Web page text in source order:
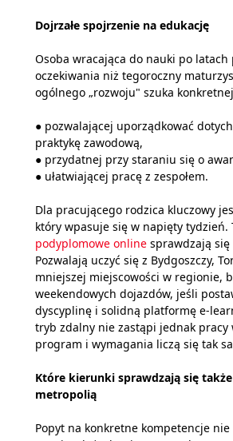
Dojrzałe spojrzenie na edukację
Osoba wracająca do nauki po
oczekiwania niż tegoroczny
ogólnego „rozwoju" szuka
● pozwalającej uporządkować
praktykę zawodową,
● przydatnej przy staraniu się o
● ułatwiającej pracę z zespołem.
Dla pracującego rodzica kluczowy
który wpasuje się w napięty tydzień.
podyplomowe online sprawdzają się
Pozwalają uczyć się z Bydgoszczy,
mniejszej miejscowości w regionie,
weekendowych dojazdów, jeśli
dyscyplinę i solidną platformę e-
tryb zdalny nie zastąpi jednak pracy
program i wymagania liczą się tak
Które kierunki sprawdzają się
metropolią
Popyt na konkretne kompetencje nie